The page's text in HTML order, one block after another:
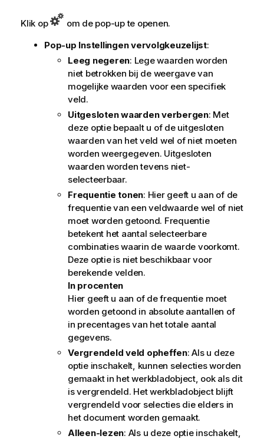
Klik op
om de pop-up te openen.
Pop-up Instellingen vervolgkeuzelijst:
Leeg negeren: Lege waarden worden
niet betrokken bij de weergave van
mogelijke waarden voor een specifiek
veld.
Uitgesloten waarden verbergen: Met
deze optie bepaalt u of de uitgesloten
waarden van het veld wel of niet moeten
worden weergegeven. Uitgesloten
waarden worden tevens niet-
selecteerbaar.
Frequentie tonen: Hier geeft u aan of de
frequentie van een veldwaarde wel of niet
moet worden getoond. Frequentie
betekent het aantal selecteerbare
combinaties waarin de waarde voorkomt.
Deze optie is niet beschikbaar voor
berekende velden.
In procenten
Hier geeft u aan of de frequentie moet
worden getoond in absolute aantallen of
in precentages van het totale aantal
gegevens.
Vergrendeld veld opheffen: Als u deze
optie inschakelt, kunnen selecties worden
gemaakt in het werkbladobject, ook als dit
is vergrendeld. Het werkbladobject blijft
vergrendeld voor selecties die elders in
het document worden gemaakt.
Alleen-lezen: Als u deze optie inschakelt,